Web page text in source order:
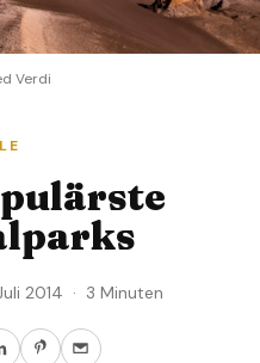
Verdi
2014 · 3 Minuten